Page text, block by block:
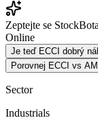
Zeptejte se
Online
Je teď ECCI dobrý
Porovnej ECCI vs
Sector
Industrials